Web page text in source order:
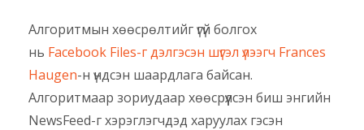
Алгоритмын хөөсрөлтийг үгүй болгох
нь Facebook Files-г дэлгэсэн шүгэл үлээгч Frances
Haugen-н үндсэн шаардлага байсан.
Алгоритмаар зориудаар хөөсрүүлсэн биш энгийн
NewsFeed-г хэрэглэгчдэд харуулах гэсэн